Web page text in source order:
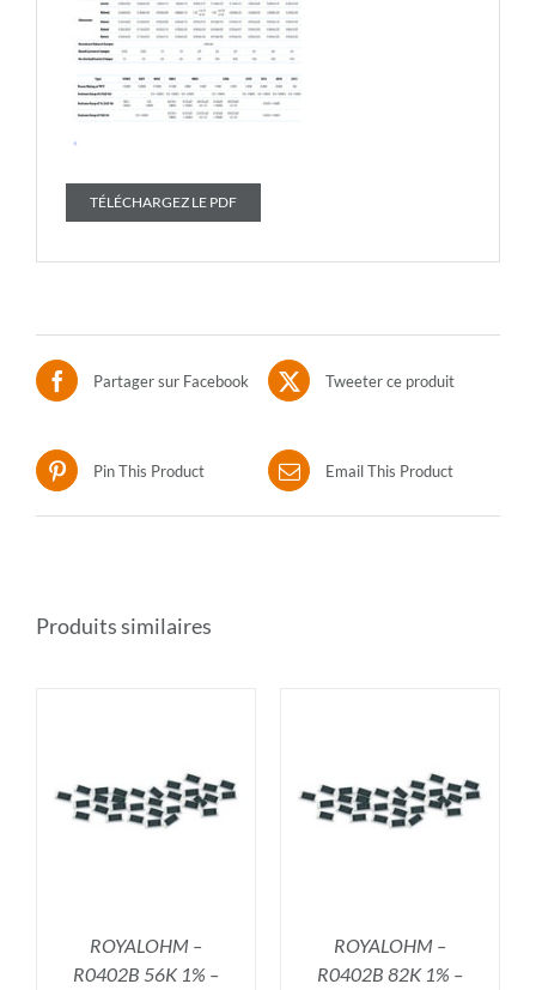
TÉLÉCHARGEZ LE PDF
Partager sur Facebook Tweeter ce produit
Pin This Product Email This Product
Produits similaires
ROYALOHM –
R0402B 56K 1% –
AJOUTER AU PANIER
/
DÉTAILS
ROYALOHM –
R0402B 82K 1% –